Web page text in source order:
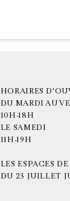
HORAIRES
DU MARDI AU
10H-18H
LE SAMEDI
11H-19H
LES ESPACES
DU 23 JUILLET